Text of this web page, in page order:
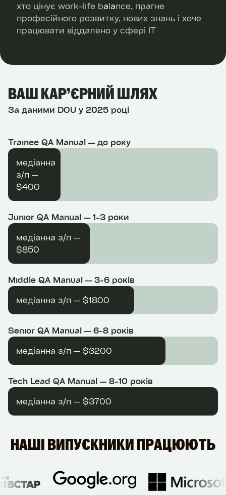
хто цінує work–life balance, прагне
професійного розвитку, нових знань і хоче
працювати віддалено у сфері IT
ВАШ КАР’ЄРНИЙ ШЛЯХ
За даними DOU у 2025 році
Trainee QA Manual — до року
медіанна
з/п —
$400
Junior QA Manual — 1-3 роки
медіанна з/п —
$850
Middle QA Manual — 3-6 років
медіанна з/п — $1800
Senior QA Manual — 6-8 років
медіанна з/п — $3200
Tech Lead QA Manual — 8-10 років
медіанна з/п — $3700
НАШІ ВИПУСКНИКИ ПРАЦЮЮТЬ